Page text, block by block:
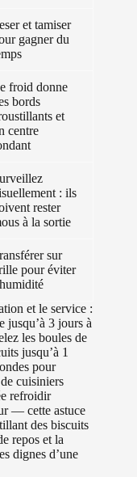
et tamiser
gagner du
froid donne
bords
et
centre
: ils
rester
à la sortie
sur
pour éviter
et le service :
jusqu’à 3 jours à
les boules de
jusqu’à 1
pour
cuisiniers
refroidir
— cette astuce
des biscuits
repos et la
dignes d’une